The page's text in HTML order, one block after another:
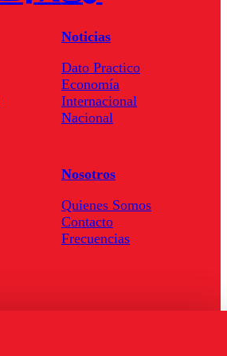
Noticias
Dato Practico
Economía
Internacional
Nacional
Nosotros
Quienes Somos
Contacto
Frecuencias